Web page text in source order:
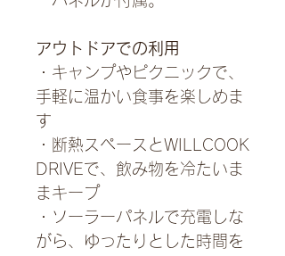
アウトドアでの利用
・キャンプやピクニックで、
手軽に温かい食事を楽しめま
す
・断熱スペースとWILLCOOK
DRIVEで、飲み物を冷たいま
まキープ
・ソーラーパネルで充電しな
がら、ゆったりとした時間を